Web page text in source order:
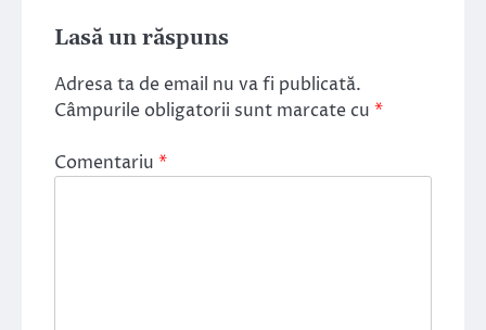
Lasă un răspuns
Adresa ta de email nu va fi publicată.
Câmpurile obligatorii sunt marcate cu *
Comentariu *